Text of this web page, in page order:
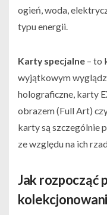
ogień, woda,
typu energii.
Karty specjalne – to
wyjątkowym
holograficzne, karty
obrazem (Full Art)
karty są szczególnie
ze względu na ich
Jak rozpocząć